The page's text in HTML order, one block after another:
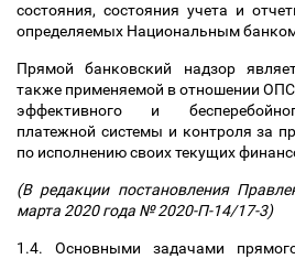
состояния, состояния учета и
определяемых Национальным
Прямой банковский надзор
также применяемой в отношении
эффективного и
платежной системы и контроля за
по исполнению своих текущих
(В редакции постановления
марта 2020 года № 2020-П-14/17-3)
1.4. Основными задачами